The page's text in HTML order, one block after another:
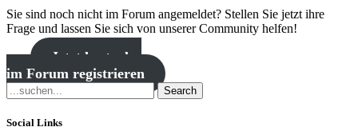
Sie sind noch nicht im Forum angemeldet? Stellen Sie jetzt ihre
Frage und lassen Sie sich von unserer Community helfen!
Jetzt kostenlos
im Forum registrieren
Search
Social Links